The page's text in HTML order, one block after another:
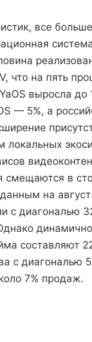
все
что на пять
выросла до
— 5%, а
локальных
смещаются в
на
с диагональю
составляют
с диагональю
7% продаж.